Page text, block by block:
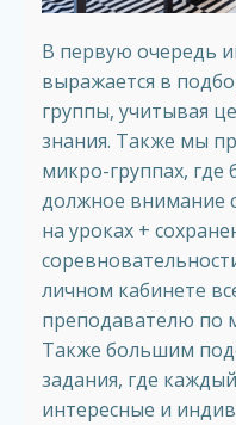
В первую очередь
выражается в
группы, учитывая
знания. Также мы
микро-группах, где
должное внимание
на уроках +
личном кабинете
преподавателю по
Также большим
задания, где
интересные и